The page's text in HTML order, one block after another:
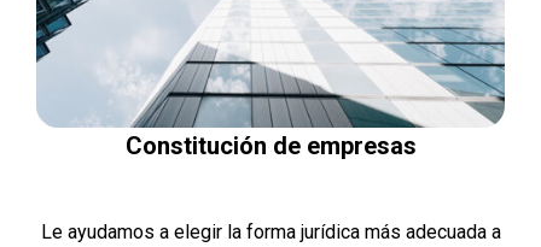
Constitución de empresas
Le ayudamos a elegir la forma jurídica más adecuada a